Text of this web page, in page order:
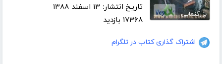
بزرگنمایی
تاریخ انتشار: ۱۳ اسفند ۱۳۸۸
۱۷۳۶۸ بازدید
اشتراک گذاری کتاب در تلگرام